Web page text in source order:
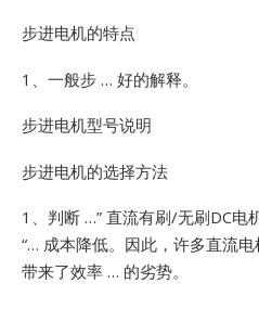
步进电机的特点
1、一般步 … 好的解释。
步进电机型号说明
步进电机的选择方法
1、判断 …” 直流有刷/无刷DC电
“… 成本降低。因此，许多直流
带来了效率 … 的劣势。